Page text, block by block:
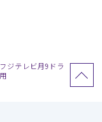
ジテレビ月9ドラ